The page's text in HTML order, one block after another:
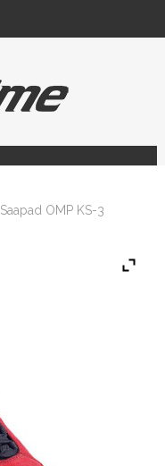
Saapad OMP KS-3